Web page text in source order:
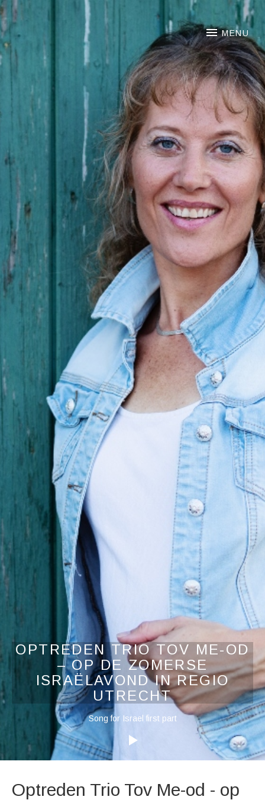
NOORTJE VAN
MENU
OPTREDEN TRIO TOV ME-OD
– OP DE ZOMERSE
ISRAËLAVOND IN REGIO
UTRECHT
Audiospeler
Song for Israel first part
Optreden Trio Tov Me-od - op